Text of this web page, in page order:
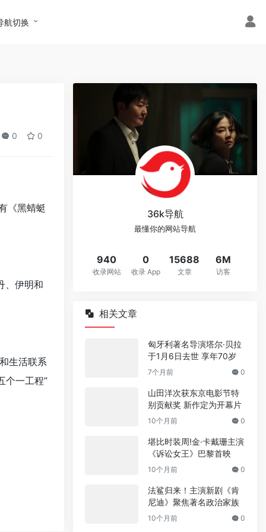
航切换
0 0
《黑蜻蜓
、伊明和
生活联系
个一工程”
36k导航
最懂你的网站导航
940
收录网站
0
收录 App
15688
文章
6M
访客
相关文章
匈牙利著名导演塔尔·贝拉
于1月6日去世 享年70岁
7个月前 0
山田洋次获东京电影节特
别贡献奖 新作定为开幕片
10个月前 0
堪比时装周!金·卡戴珊主演
《诉讼女王》巴黎首映
10个月前 0
法鲨归来！主演新剧《肯
尼迪》聚焦著名政治家族
10个月前 0